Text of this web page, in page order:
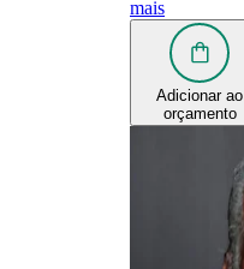
mais
Adicionar ao
orçamento